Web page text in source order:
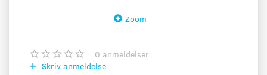
Zoom
0 anmeldelser
Skriv anmeldelse